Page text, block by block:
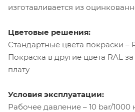
изготавливается из
Цветовые решения:
Стандартные цвета покраски –
Покраска в другие цвета RAL
плату
Условия эксплуатации:
Рабочее давление – 10 bar/1000